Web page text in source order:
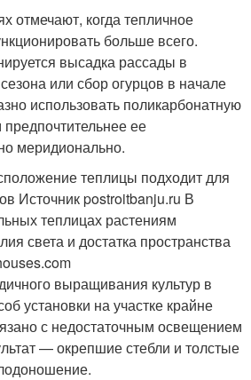
отмечают, когда тепличное
больше всего.
высадка рассады в
или сбор огурцов в начале
использовать поликарбонатную
ее
меридионально.
теплицы подходит для
Источник postroitbanju.ru В
теплицах растениям
света и достатка пространства
выращивания культур в
установки на участке крайне
с недостаточным освещением
— окрепшие стебли и толстые